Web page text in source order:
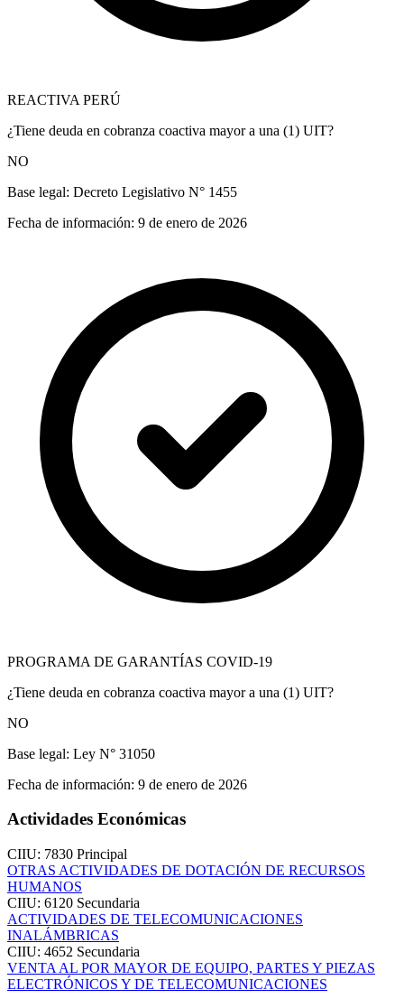
REACTIVA PERÚ
¿Tiene deuda en cobranza coactiva mayor a una (1) UIT?
NO
Base legal: Decreto Legislativo N° 1455
Fecha de información: 9 de enero de 2026
PROGRAMA DE GARANTÍAS COVID-19
¿Tiene deuda en cobranza coactiva mayor a una (1) UIT?
NO
Base legal: Ley N° 31050
Fecha de información: 9 de enero de 2026
Actividades Económicas
CIIU: 7830 Principal
OTRAS ACTIVIDADES DE DOTACIÓN DE RECURSOS
HUMANOS
CIIU: 6120 Secundaria
ACTIVIDADES DE TELECOMUNICACIONES
INALÁMBRICAS
CIIU: 4652 Secundaria
VENTA AL POR MAYOR DE EQUIPO, PARTES Y PIEZAS
ELECTRÓNICOS Y DE TELECOMUNICACIONES